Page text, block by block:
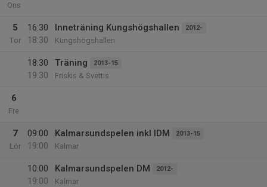
Ons
5
Tor
16:30
18:30
Inneträning Kungshögshallen 2012-
Kungshögshallen
18:30
19:30
Träning 2013-15
Friskis & Svettis
6
Fre
7
Lör
09:00
19:00
Kalmarsundspelen inkl IDM 2013-15
Kalmar
10:00
19:00
Kalmarsundspelen DM 2012-
Kalmar